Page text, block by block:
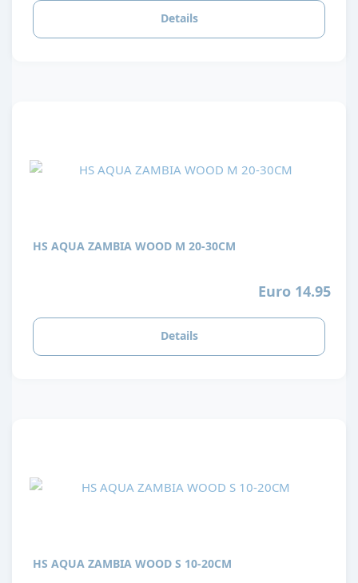
Details
HS AQUA ZAMBIA WOOD M 20-30CM
Euro 14.95
Details
HS AQUA ZAMBIA WOOD S 10-20CM